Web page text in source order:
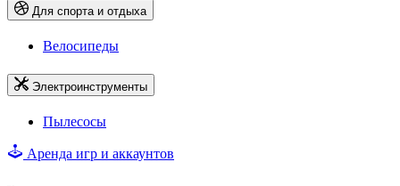
Для спорта и отдыха
Велосипеды
Электроинструменты
Пылесосы
Аренда игр и аккаунтов